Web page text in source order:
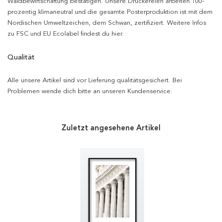
prozentig klimaneutral und die gesamte Posterproduktion ist mit dem
Nordischen Umweltzeichen, dem Schwan, zertifiziert. Weitere Infos
zu FSC und EU Ecolabel findest du hier.
Qualität
Alle unsere Artikel sind vor Lieferung qualitätsgesichert. Bei
Problemen wende dich bitte an unseren Kundenservice.
Zuletzt angesehene Artikel